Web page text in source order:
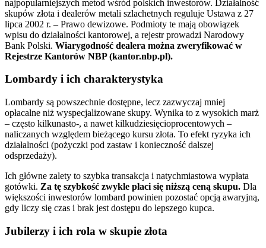
najpopularniejszych metod wśród polskich inwestorów. Działalność
skupów złota i dealerów metali szlachetnych reguluje Ustawa z 27
lipca 2002 r. – Prawo dewizowe. Podmioty te mają obowiązek
wpisu do działalności kantorowej, a rejestr prowadzi Narodowy
Bank Polski. Wiarygodność dealera można zweryfikować w
Rejestrze Kantorów NBP (kantor.nbp.pl).
Lombardy i ich charakterystyka
Lombardy są powszechnie dostępne, lecz zazwyczaj mniej
opłacalne niż wyspecjalizowane skupy. Wynika to z wysokich marż
– często kilkunasto-, a nawet kilkudziesięcioprocentowych –
naliczanych względem bieżącego kursu złota. To efekt ryzyka ich
działalności (pożyczki pod zastaw i konieczność dalszej
odsprzedaży).
Ich główne zalety to szybka transakcja i natychmiastowa wypłata
gotówki. Za tę szybkość zwykle płaci się niższą ceną skupu. Dla
większości inwestorów lombard powinien pozostać opcją awaryjną,
gdy liczy się czas i brak jest dostępu do lepszego kupca.
Jubilerzy i ich rola w skupie złota